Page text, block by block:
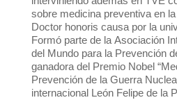
sobre medicina preventiva en
Doctor honoris causa por la
Formó parte de la Asociación
del Mundo para la Prevención
ganadora del Premio Nobel
Prevención de la Guerra
internacional León Felipe de la